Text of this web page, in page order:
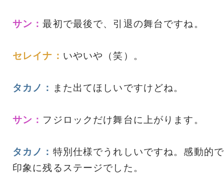
サン：最初で最後で、引退の舞台ですね。
セレイナ： いやいや（笑）。
タカノ： また出てほしいですけどね。
サン： フジロックだけ舞台に上がります。
タカノ： 特別仕様でうれしいですね。感動的で
印象に残るステージでした。